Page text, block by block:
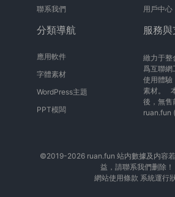
聯系我們
用戶中心
分類導航
應用軟件
字體素材
WordPress主題
PPT模闆
服務
緻力于整
爲互聯網
使用體驗
素材。
後，無售
ruan.fun
©2019-2026 ruan.fun 站内數據及内容
益，請聯系我們删除！
網站使用條款 系統運行